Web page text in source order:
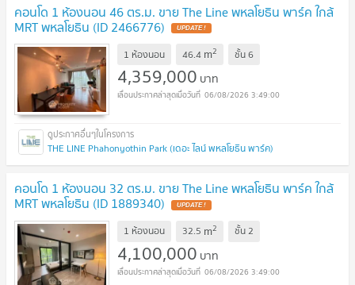
คอนโด 1 ห้องนอน 46 ตร.ม. ขาย The Line พหลโยธิน พาร์ค ใกล้
MRT พหลโยธิน (ID 2466776) UPDATE !
1 ห้องนอน 46.4 m2 ชั้น6
4,359,000 บาท
06/08/2026 3:49:00
THE LINE Phahonyothin Park (เดอะ ไลน์ พหลโยธิน พาร์ค)
คอนโด 1 ห้องนอน 32 ตร.ม. ขาย The Line พหลโยธิน พาร์ค ใกล้
MRT พหลโยธิน (ID 1889340) UPDATE !
1 ห้องนอน 32.5 m2 ชั้น2
4,100,000 บาท
06/08/2026 3:49:00